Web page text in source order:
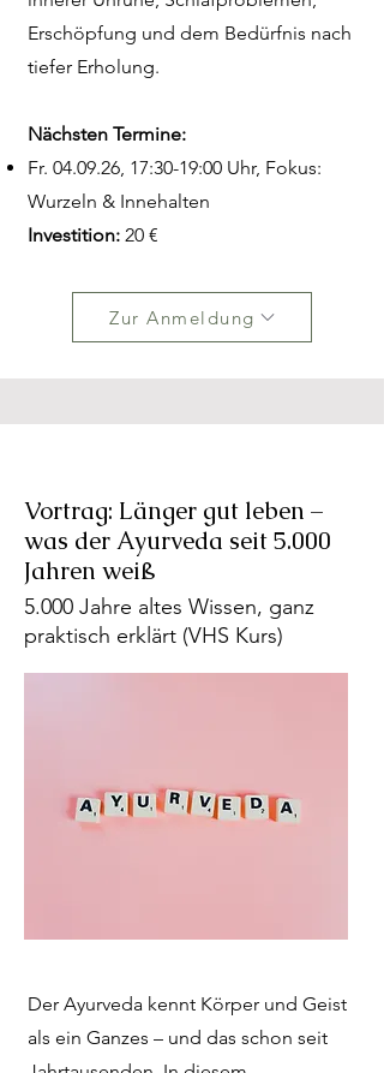
Erschöpfung und dem Bedürfnis nach
tiefer Erholung.
Nächsten Termine:
Fr. 04.09.26, 17:30-19:00 Uhr, Fokus:
Wurzeln & Innehalten
Investition: 20 €
Zur Anmeldung
Vortrag: Länger gut leben –
was der Ayurveda seit 5.000
Jahren weiß
5.000 Jahre altes Wissen, ganz
praktisch erklärt (VHS Kurs)
Der Ayurveda kennt Körper und Geist
als ein Ganzes – und das schon seit